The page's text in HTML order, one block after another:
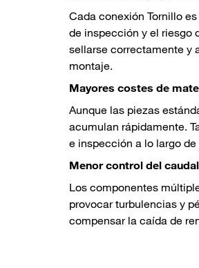
Cada conexión Tornillo
de inspección y el riesgo
sellarse correctamente y
montaje.
Mayores costes de
Aunque las piezas
acumulan rápidamente.
e inspección a lo largo
Menor control del caudal
Los componentes
provocar turbulencias y
compensar la caída de